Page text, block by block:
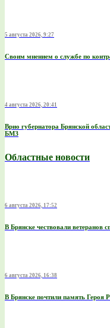
5 августа 2026, 9:27
Своим мнением о службе по
4 августа 2026, 20:41
Врио губернатора Брянской
БМЗ
Областные новости
6 августа 2026, 17:52
В Брянске чествовали ветеранов
6 августа 2026, 16:38
В Брянске почтили память Героя